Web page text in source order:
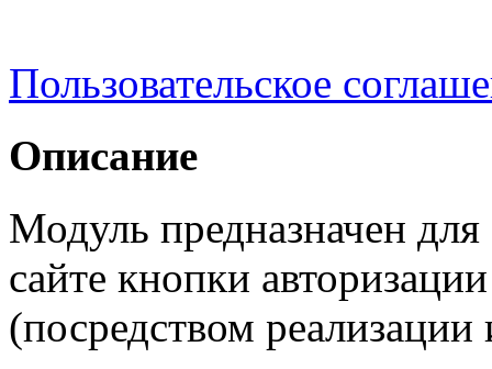
Пользовательское
Описание
Модуль предназначен
сайте кнопки
(посредством